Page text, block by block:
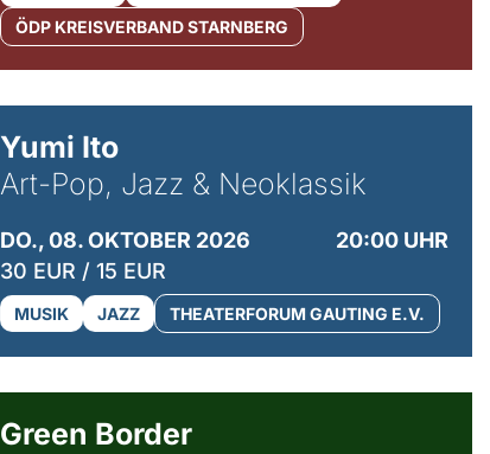
ÖDP KREISVERBAND STARNBERG
Yumi Ito
Art-Pop, Jazz & Neoklassik
DO., 08. OKTOBER 2026
20:00 UHR
30 EUR / 15 EUR
MUSIK JAZZ THEATERFORUM GAUTING E.V.
Green Border